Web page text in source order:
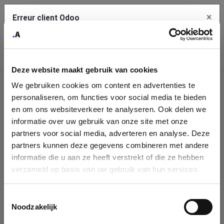
Deze website maakt gebruik van cookies
We gebruiken cookies om content en advertenties te
personaliseren, om functies voor social media te bieden
en om ons websiteverkeer te analyseren. Ook delen we
informatie over uw gebruik van onze site met onze
partners voor social media, adverteren en analyse. Deze
partners kunnen deze gegevens combineren met andere
informatie die u aan ze heeft verstrekt of die ze hebben
verzameld op basis van uw gebruik van hun services.
Noodzakelijk
Identification
de
l'entreprise
Please fill in your company details
form. If you don't find your company in our database, you can create
a new company record with the button below.
Erreur client Odoo ×
Une erreur s'est produite
Utilisez le bouton Copier pour reporter cette erreur à votre
service de support.
Voir les détails
Ok